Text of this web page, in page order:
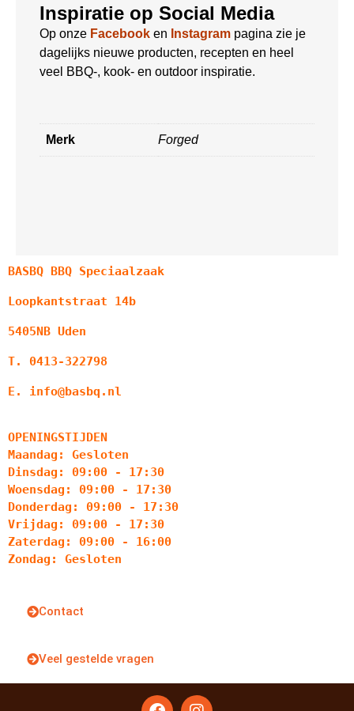
Inspiratie op Social Media
Op onze Facebook en Instagram pagina zie je
dagelijks nieuwe producten, recepten en heel
veel BBQ-, kook- en outdoor inspiratie.
Merk Forged
BASBQ BBQ Speciaalzaak
Loopkantstraat 14b
5405NB Uden
T. 0413-322798
E. info@basbq.nl
OPENINGSTIJDEN
Maandag: Gesloten
Dinsdag: 09:00 - 17:30
Woensdag: 09:00 - 17:30
Donderdag: 09:00 - 17:30
Vrijdag: 09:00 - 17:30
Zaterdag: 09:00 - 16:00
Zondag: Gesloten
Contact
Veel gestelde vragen